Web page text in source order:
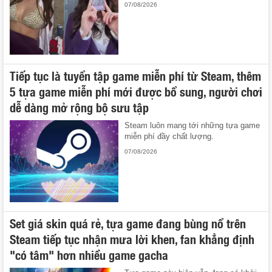
07/08/2026
Tiếp tục là tuyển tập game miễn phí từ Steam, thêm
5 tựa game miễn phí mới được bổ sung, người chơi
dễ dàng mở rộng bộ sưu tập
Steam luôn mang tới những tựa game
miễn phí đầy chất lượng.
07/08/2026
Set giá skin quá rẻ, tựa game đang bùng nổ trên
Steam tiếp tục nhận mưa lời khen, fan khẳng định
"có tâm" hơn nhiều game gacha